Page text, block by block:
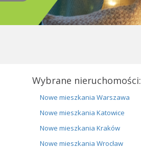
Wybrane nieruchomości:
Nowe mieszkania Warszawa
Nowe mieszkania Katowice
Nowe mieszkania Kraków
Nowe mieszkania Wrocław